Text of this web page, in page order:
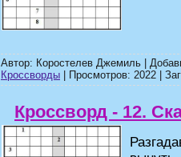
Автор: Коростелев Джемиль |
Кроссворды | Просмотров: 2022 |
Кроссворд - 12.